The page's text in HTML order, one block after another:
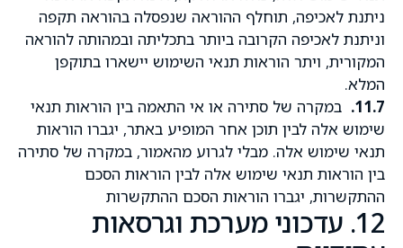
ניתנת לאכיפה, תוחלף ההוראה שנפסלה בהוראה תקפה
וניתנת לאכיפה הקרובה ביותר בתכליתה ובמהותה להוראה
המקורית, ויתר הוראות תנאי השימוש יישארו בתוקפן
המלא.
11.7.
במקרה של סתירה או אי התאמה בין הוראות תנאי
שימוש אלה לבין תוכן אחר המופיע באתר, יגברו הוראות
תנאי שימוש אלה. מבלי לגרוע מהאמור, במקרה של סתירה
בין הוראות תנאי שימוש אלה לבין הוראות הסכם
ההתקשרות, יגברו הוראות הסכם ההתקשרות
12. עדכוני מערכת וגרסאות